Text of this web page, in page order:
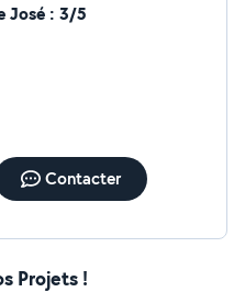
José : 3/5
Contacter
Projets !